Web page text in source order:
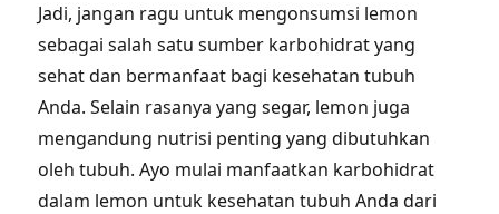
Jadi, jangan ragu untuk mengonsumsi lemon
sebagai salah satu sumber karbohidrat yang
sehat dan bermanfaat bagi kesehatan tubuh
Anda. Selain rasanya yang segar, lemon juga
mengandung nutrisi penting yang dibutuhkan
oleh tubuh. Ayo mulai manfaatkan karbohidrat
dalam lemon untuk kesehatan tubuh Anda dari